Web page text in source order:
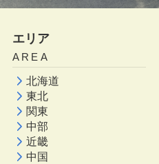
エリア
AREA
北海道
東北
関東
中部
近畿
中国